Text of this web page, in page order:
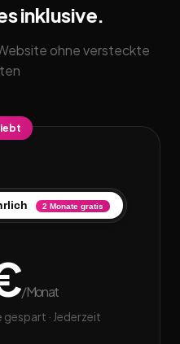
inklusive.
ohne versteckte
2 Monate gratis
/Monat
· Jederzeit